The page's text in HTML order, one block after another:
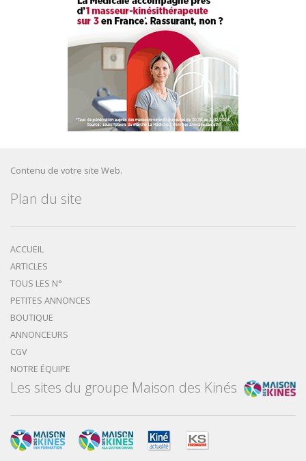
Contenu de votre site Web.
Plan du site
ACCUEIL
ARTICLES
TOUS LES N°
PETITES ANNONCES
BOUTIQUE
ANNONCEURS
CGV
NOTRE ÉQUIPE
Les sites du groupe Maison des Kinés